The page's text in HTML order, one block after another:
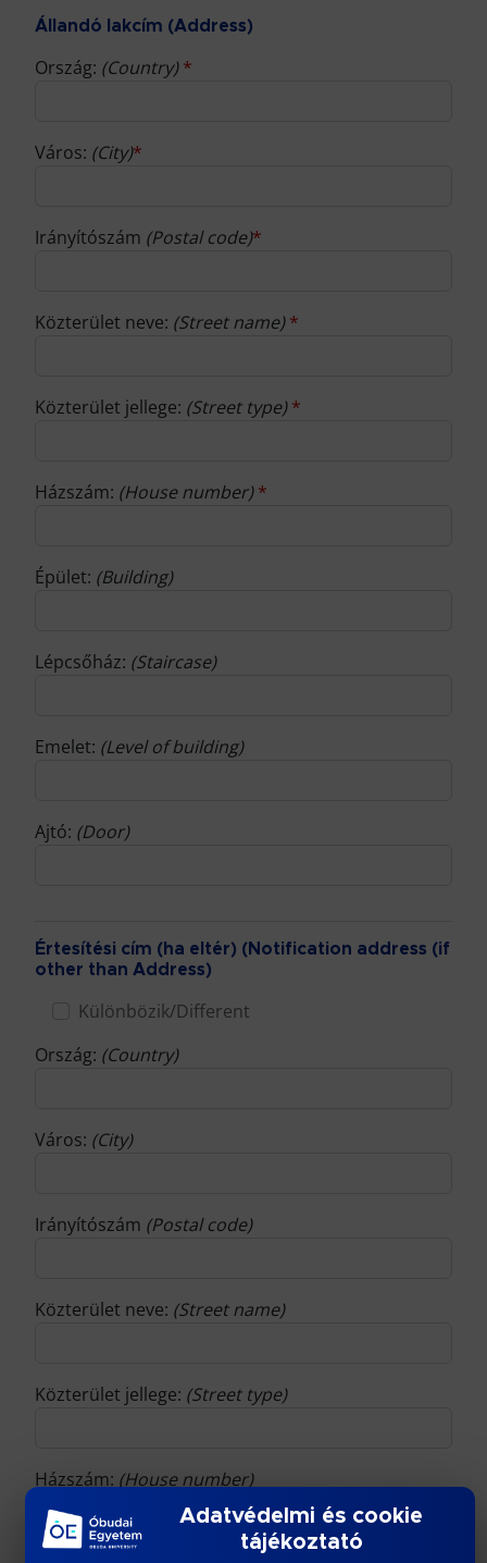
Állandó lakcím (Address)
Ország: (Country)*
Város: (City)*
Irányítószám (Postal code)*
Közterület neve: (Street name)*
Közterület jellege: (Street type)*
Házszám: (House number)*
Épület: (Building)
Lépcsőház: (Staircase)
Emelet: (Level of building)
Ajtó: (Door)
Értesítési cím (ha eltér) (Notification address (if
other than Address)
Különbözik/Different
Ország: (Country)
Város: (City)
Irányítószám (Postal code)
Közterület neve: (Street name)
Közterület jellege: (Street type)
Házszám: (House number)
Adatvédelmi és cookie
tájékoztató